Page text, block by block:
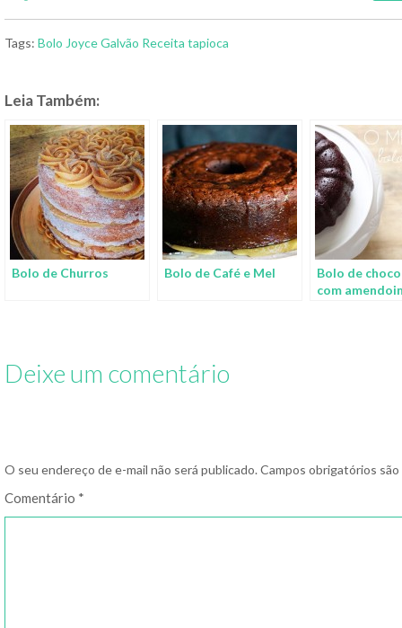
Tags: Bolo Joyce Galvão Receita tapioca
Leia Também:
Bolo de Churros Bolo de Café e Mel
Bolo de
com
Deixe um comentário
O seu endereço de e-mail não será publicado. Campos obrigatórios
Comentário *